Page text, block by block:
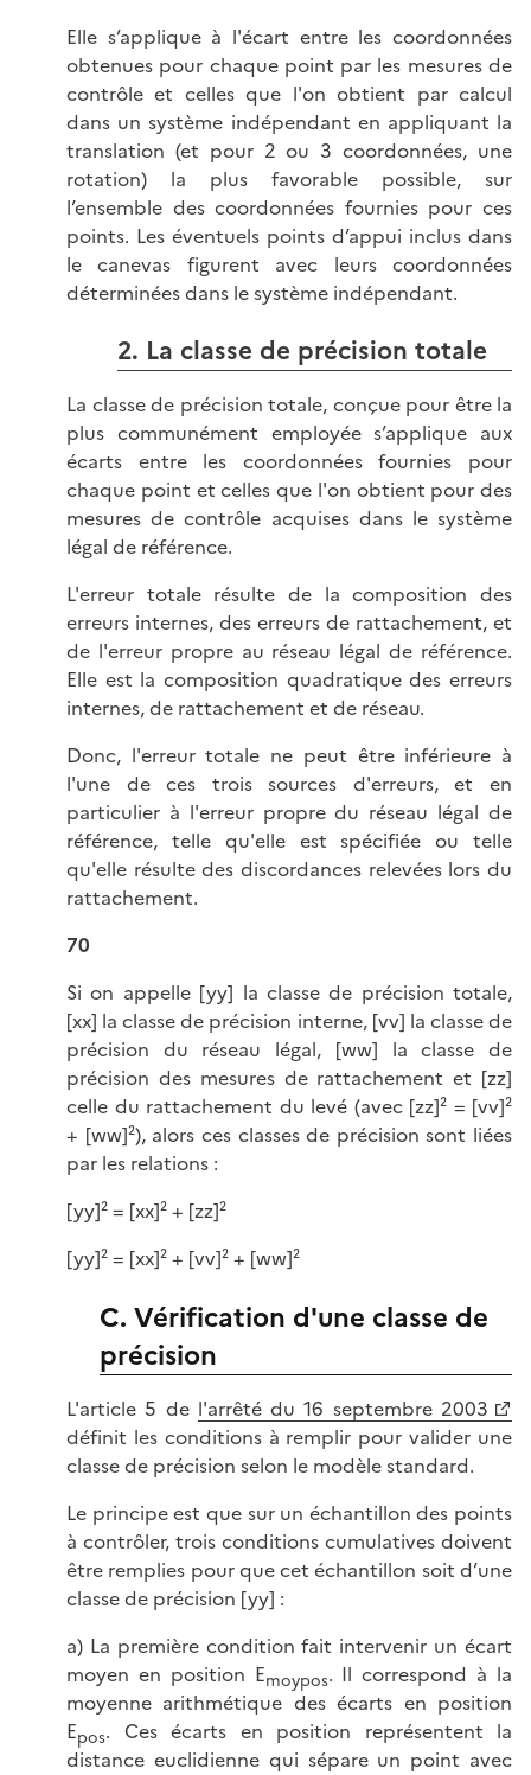
Elle s’applique à l'écart entre les coordonnées
obtenues pour chaque point par les mesures de
contrôle et celles que l'on obtient par calcul
dans un système indépendant en appliquant la
translation (et pour 2 ou 3 coordonnées, une
rotation) la plus favorable possible, sur
l’ensemble des coordonnées fournies pour ces
points. Les éventuels points d’appui inclus dans
le canevas figurent avec leurs coordonnées
déterminées dans le système indépendant.
2. La classe de précision totale
La classe de précision totale, conçue pour être la
plus communément employée s’applique aux
écarts entre les coordonnées fournies pour
chaque point et celles que l'on obtient pour des
mesures de contrôle acquises dans le système
légal de référence.
L'erreur totale résulte de la composition des
erreurs internes, des erreurs de rattachement, et
de l'erreur propre au réseau légal de référence.
Elle est la composition quadratique des erreurs
internes, de rattachement et de réseau.
Donc, l'erreur totale ne peut être inférieure à
l'une de ces trois sources d'erreurs, et en
particulier à l'erreur propre du réseau légal de
référence, telle qu'elle est spécifiée ou telle
qu'elle résulte des discordances relevées lors du
rattachement.
70
Si on appelle [yy] la classe de précision totale,
[xx] la classe de précision interne, [vv] la classe de
précision du réseau légal, [ww] la classe de
précision des mesures de rattachement et [zz]
celle du rattachement du levé (avec [zz]² = [vv]²
+ [ww]²), alors ces classes de précision sont liées
par les relations :
[yy]² = [xx]² + [zz]²
[yy]² = [xx]² + [vv]² + [ww]²
C. Vérification d'une classe de
précision
L'article 5 de l'arrêté du 16 septembre 2003
définit les conditions à remplir pour valider une
classe de précision selon le modèle standard.
Le principe est que sur un échantillon des points
à contrôler, trois conditions cumulatives doivent
être remplies pour que cet échantillon soit d’une
classe de précision [yy] :
a) La première condition fait intervenir un écart
moyen en position Emoypos. Il correspond à la
moyenne arithmétique des écarts en position
Epos. Ces écarts en position représentent la
distance euclidienne qui sépare un point avec